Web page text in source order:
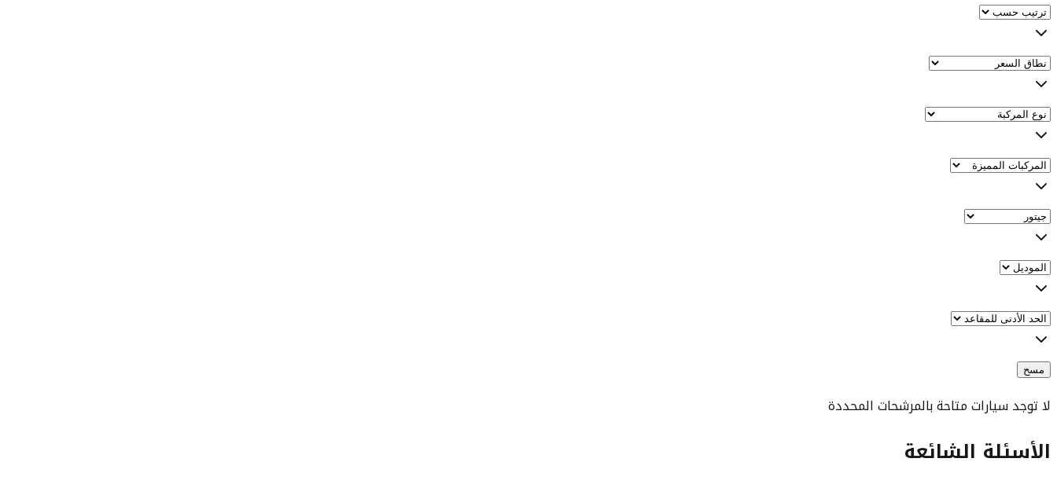
مسح
لا توجد سيارات متاحة بالمرشحات المحددة
الأسئلة الشائعة